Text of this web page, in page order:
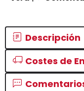
Descripción
Costes de